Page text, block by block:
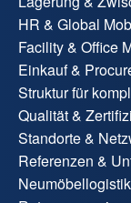
HR & Global
Facility & Office
Einkauf &
Struktur für
Qualität &
Standorte &
Referenzen &
Neumöbellogistik